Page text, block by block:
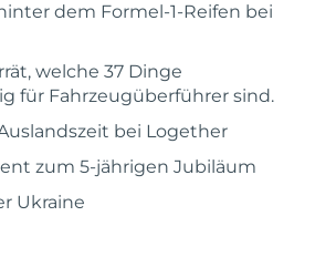
dem Formel-1-Reifen bei
welche 37 Dinge
für Fahrzeugüberführer sind.
bei Logether
zum 5-jährigen Jubiläum
Ukraine